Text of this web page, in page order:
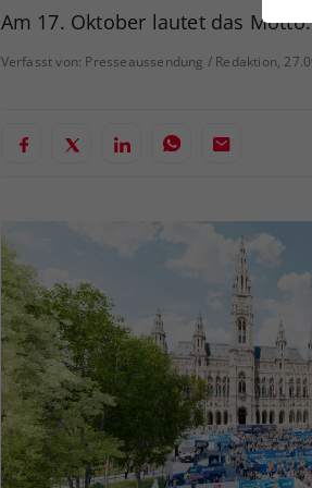
Am 17. Oktober lautet das
Verfasst von: Presseaussendung / Redaktion,